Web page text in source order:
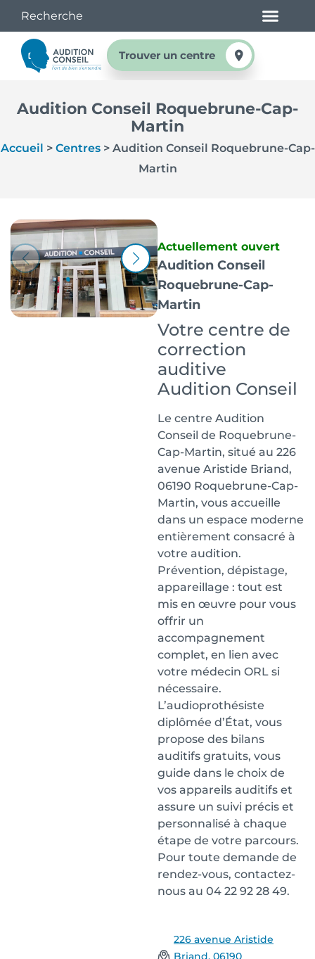
Trouver un centre
Audition Conseil Roquebrune-Cap-
Martin
Accueil > Centres> Audition Conseil Roquebrune-Cap-
Martin
Actuellement ouvert
Audition Conseil
Roquebrune-Cap-
Martin
Votre centre de
correction
auditive
Audition Conseil
Le centre Audition
Conseil de Roquebrune-
Cap-Martin, situé au 226
avenue Aristide Briand,
06190 Roquebrune-Cap-
Martin, vous accueille
dans un espace moderne
entièrement consacré à
votre audition.
Prévention, dépistage,
appareillage : tout est
mis en œuvre pour vous
offrir un
accompagnement
complet, en lien avec
votre médecin ORL si
nécessaire.
L’audioprothésiste
diplômée d’État, vous
propose des bilans
auditifs gratuits, vous
guide dans le choix de
vos appareils auditifs et
assure un suivi précis et
personnalisé à chaque
étape de votre parcours.
Pour toute demande de
rendez-vous, contactez-
nous au 04 22 92 28 49.
226 avenue Aristide
Briand, 06190